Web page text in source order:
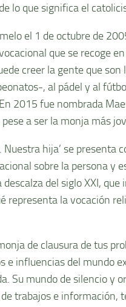
lo que significa el
el 1 de octubre de
que se recoge
creer la gente que son
, al pádel y al
2015 fue nombrada
a ser la monja más
Nuestra hija’ se presenta
sobre la persona y
del siglo XXI,
representa la vocación
de clausura de tus
e influencias del mundo
Su mundo de silencio y
trabajos e información,